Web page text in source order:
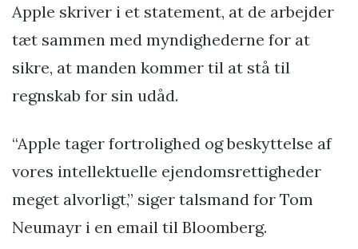
Apple skriver i et statement, at de arbejder
tæt sammen med myndighederne for at
sikre, at manden kommer til at stå til
regnskab for sin udåd.
“Apple tager fortrolighed og beskyttelse af
vores intellektuelle ejendomsrettigheder
meget alvorligt,” siger talsmand for Tom
Neumayr i en email til Bloomberg.